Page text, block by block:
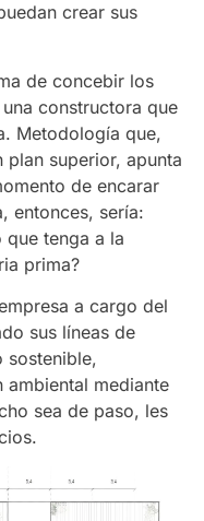
crear sus
de concebir los
constructora que
Metodología que,
plan superior, apunta
de encarar
entonces, sería:
tenga a la
prima?
a cargo del
sus líneas de
sostenible,
mediante
sea de paso, les